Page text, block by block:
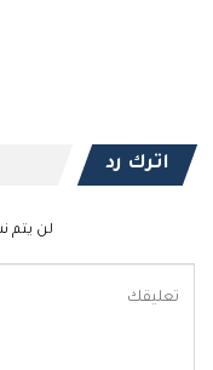
اترك رد
لن يتم